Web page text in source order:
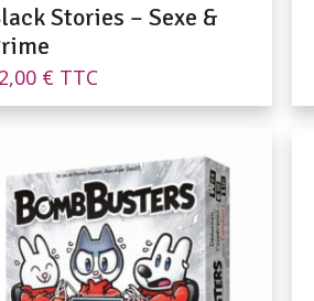
Stories – Sexe &
€ TTC